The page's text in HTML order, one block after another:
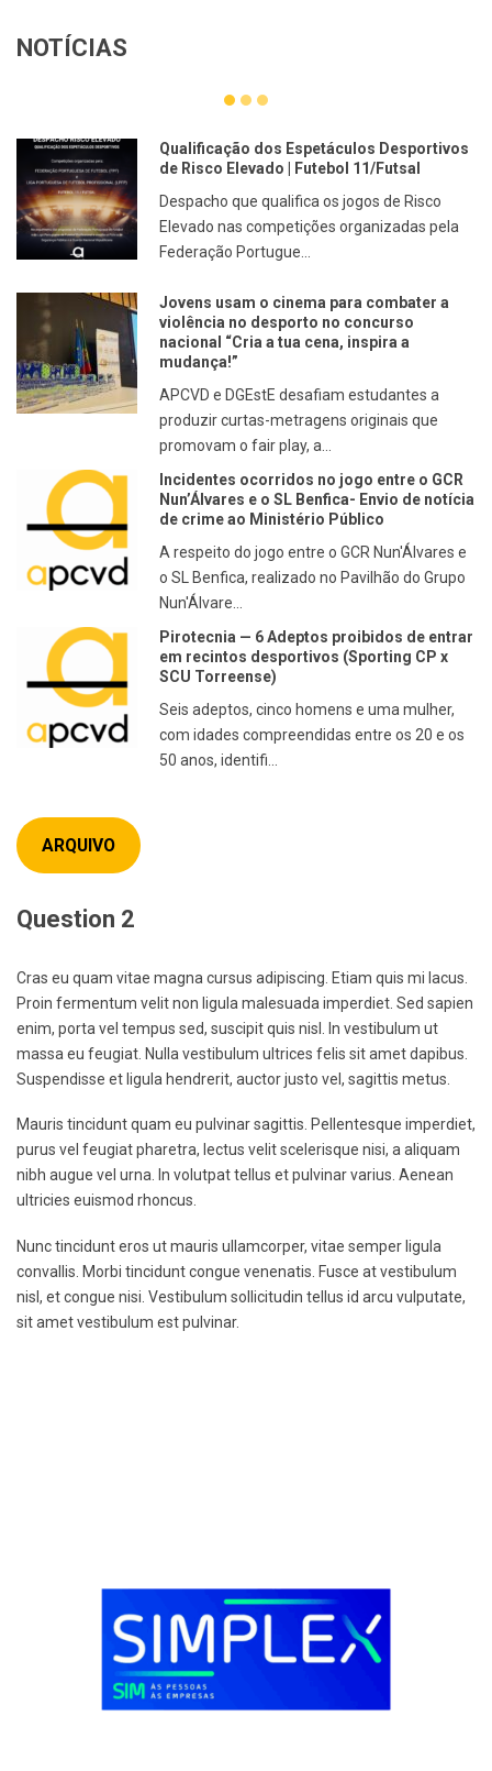
NOTÍCIAS
Qualificação dos Espetáculos Desportivos
de Risco Elevado | Futebol 11/Futsal
Despacho que qualifica os jogos de Risco
Elevado nas competições organizadas pela
Federação Portugue...
Jovens usam o cinema para combater a
violência no desporto no concurso
nacional “Cria a tua cena, inspira a
mudança!”
APCVD e DGEstE desafiam estudantes a
produzir curtas-metragens originais que
promovam o fair play, a...
Incidentes ocorridos no jogo entre o GCR
Nun’Álvares e o SL Benfica- Envio de notícia
de crime ao Ministério Público
A respeito do jogo entre o GCR Nun'Álvares e
o SL Benfica, realizado no Pavilhão do Grupo
Nun'Álvare...
Pirotecnia — 6 Adeptos proibidos de entrar
em recintos desportivos (Sporting CP x
SCU Torreense)
Seis adeptos, cinco homens e uma mulher,
com idades compreendidas entre os 20 e os
50 anos, identifi...
ARQUIVO
Question 2
Cras eu quam vitae magna cursus adipiscing. Etiam quis mi lacus.
Proin fermentum velit non ligula malesuada imperdiet. Sed sapien
enim, porta vel tempus sed, suscipit quis nisl. In vestibulum ut
massa eu feugiat. Nulla vestibulum ultrices felis sit amet dapibus.
Suspendisse et ligula hendrerit, auctor justo vel, sagittis metus.
Mauris tincidunt quam eu pulvinar sagittis. Pellentesque imperdiet,
purus vel feugiat pharetra, lectus velit scelerisque nisi, a aliquam
nibh augue vel urna. In volutpat tellus et pulvinar varius. Aenean
ultricies euismod rhoncus.
Nunc tincidunt eros ut mauris ullamcorper, vitae semper ligula
convallis. Morbi tincidunt congue venenatis. Fusce at vestibulum
nisl, et congue nisi. Vestibulum sollicitudin tellus id arcu vulputate,
sit amet vestibulum est pulvinar.